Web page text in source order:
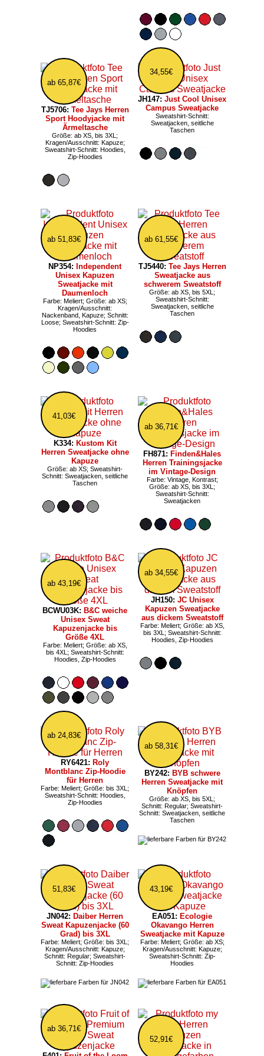
ab 65,87€
TJ5706: Tee Jays Herren
Sport Hoodyjacke mit
Ärmeltasche
Größe: ab XS, bis 3XL;
Kragen/Ausschnitt: Kapuze;
Sweatshirt-Schnitt: Hoodies,
Zip-Hoodies
34,55€
JH147: Just Cool Unisex
Campus Sweatjacke
Sweatshirt-Schnitt:
Sweatjacken, seitliche
Taschen
ab 51,83€
NP354: Independent
Unisex Kapuzen
Sweatjacke mit
Daumenloch
Farbe: Meliert; Größe: ab XS;
Kragen/Ausschnitt:
Nackenband, Kapuze; Schnitt:
Loose; Sweatshirt-Schnitt: Zip-
Hoodies
ab 61,55€
TJ5440: Tee Jays Herren
Sweatjacke aus
schwerem Sweatstoff
Größe: ab XS, bis 5XL;
Sweatshirt-Schnitt:
Sweatjacken, seitliche
Taschen
41,03€
K334: Kustom Kit
Herren Sweatjacke ohne
Kapuze
Größe: ab XS; Sweatshirt-
Schnitt: Sweatjacken, seitliche
Taschen
ab 36,71€
FH871: Finden&Hales
Herren Trainingsjacke
im Vintage-Design
Farbe: Vintage, Kontrast;
Größe: ab XS, bis 3XL;
Sweatshirt-Schnitt:
Sweatjacken
ab 43,19€
BCWU03K: B&C weiche
Unisex Sweat
Kapuzenjacke bis
Größe 4XL
Farbe: Meliert; Größe: ab XS,
bis 4XL; Sweatshirt-Schnitt:
Hoodies, Zip-Hoodies
ab 34,55€
JH150: JC Unisex
Kapuzen Sweatjacke
aus dickem Sweatstoff
Farbe: Meliert; Größe: ab XS,
bis 3XL; Sweatshirt-Schnitt:
Hoodies, Zip-Hoodies
ab 24,83€
RY6421: Roly
Montblanc Zip-Hoodie
für Herren
Farbe: Meliert; Größe: bis 3XL;
Sweatshirt-Schnitt: Hoodies,
Zip-Hoodies
ab 58,31€
BY242: BYB schwere
Herren Sweatjacke mit
Knöpfen
Größe: ab XS, bis 5XL;
Schnitt: Regular; Sweatshirt-
Schnitt: Sweatjacken, seitliche
Taschen
51,83€
JN042: Daiber Herren
Sweat Kapuzenjacke (60
Grad) bis 3XL
Farbe: Meliert; Größe: bis 3XL;
Kragen/Ausschnitt: Kapuze;
Schnitt: Regular; Sweatshirt-
Schnitt: Zip-Hoodies
43,19€
EA051: Ecologie
Okavango Herren
Sweatjacke mit Kapuze
Farbe: Meliert; Größe: ab XS;
Kragen/Ausschnitt: Kapuze;
Sweatshirt-Schnitt: Zip-
Hoodies
ab 36,71€
52,91€